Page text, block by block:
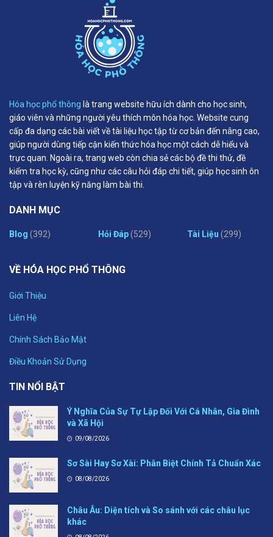
Hóa học phổ thông là trang website hữu ích dành cho học sinh,
giáo viên và những người yêu thích môn hóa học. Website cung
cấp đa dạng các bài viết về tài liệu học tập từ cơ bản đến nâng cao,
giúp người dùng tiếp cận kiến thức hóa học một cách dễ hiểu và
trực quan. Ngoài ra, trang web còn chia sẻ các bộ đề thi thử, đề
kiểm tra học kỳ, cũng như các câu hỏi đáp chi tiết, giúp học sinh ôn
tập và rèn luyện kỹ năng làm bài thi.
DANH MỤC
Blog (392) Hỏi Đáp(529) Tài Liệu (299)
VỀ HÓA HỌC PHỔ THÔNG
Giới Thiệu
Liên Hệ
Chính Sách Bảo Mật
Điều Khoản Sử Dụng
TIN NỔI BẬT
Ý Nghĩa Của Sự Tự Lập Đối Với Cá Nhân, Gia Đình
và Xã Hội
09/08/2026
Sơ Sài Hay Sơ Xài: Phân Biệt Chính Tả Chuẩn Xác
08/08/2026
Châu Âu: Diện tích và So sánh với các châu lục
khác